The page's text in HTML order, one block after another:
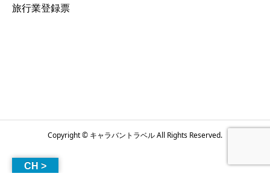
旅行業登録票
Copyright © キャラバントラベル All Rights Reserved.
CH >